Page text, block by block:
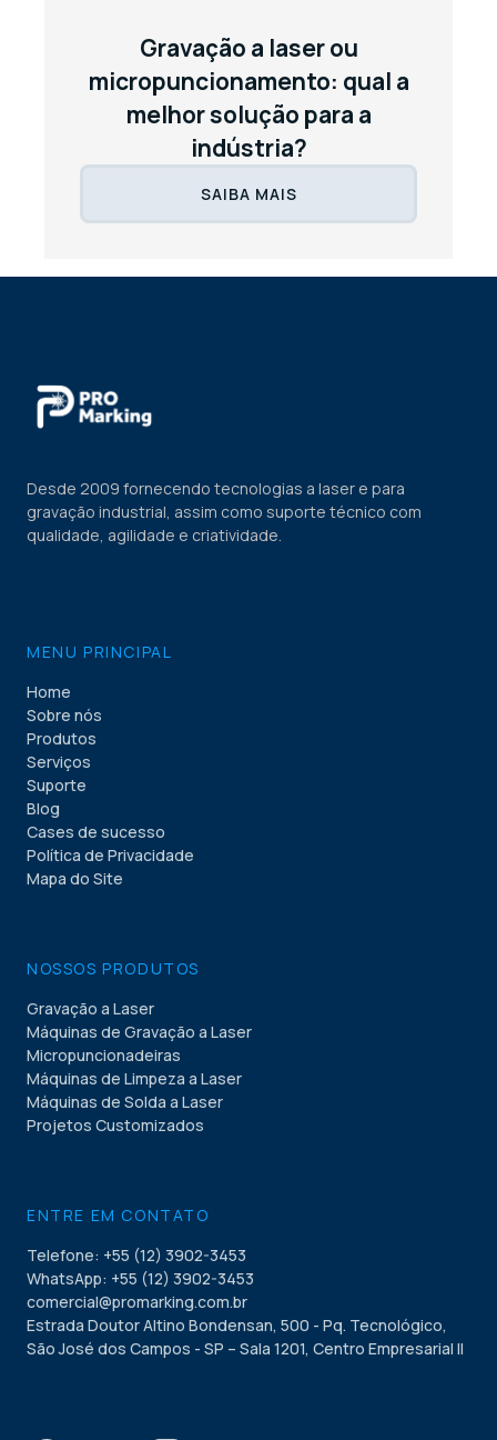
Gravação a laser ou
micropuncionamento: qual a
melhor solução para a
indústria?
SAIBA MAIS
Desde 2009 fornecendo tecnologias a laser e para
gravação industrial, assim como suporte técnico com
qualidade, agilidade e criatividade.
MENU PRINCIPAL
Home
Sobre nós
Produtos
Serviços
Suporte
Blog
Cases de sucesso
Política de Privacidade
Mapa do Site
NOSSOS PRODUTOS
Gravação a Laser
Máquinas de Gravação a Laser
Micropuncionadeiras
Máquinas de Limpeza a Laser
Máquinas de Solda a Laser
Projetos Customizados
ENTRE EM CONTATO
Telefone: +55 (12) 3902-3453
WhatsApp: +55 (12) 3902-3453
comercial@promarking.com.br
Estrada Doutor Altino Bondensan, 500 - Pq. Tecnológico,
São José dos Campos - SP – Sala 1201, Centro Empresarial II